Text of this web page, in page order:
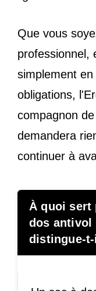
Que vous
professionnel,
simplement
obligations,
compagnon
demandera
continuer à
À quoi sert
dos antivol
distingue-